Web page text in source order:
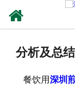
分析及总
餐饮用深圳